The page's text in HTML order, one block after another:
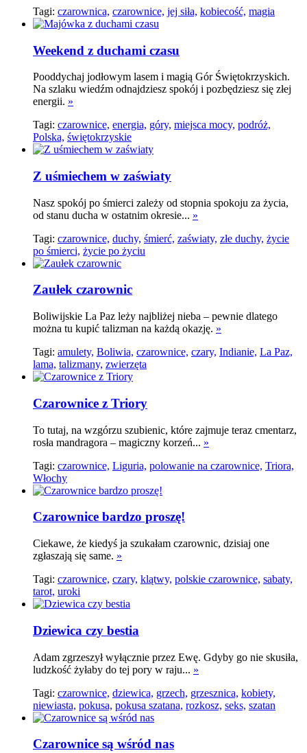
Tagi: czarownica, czarownice, jej siła, kobiecość, magia
Weekend z duchami czasu
Pooddychaj jodłowym lasem i magią Gór Świętokrzyskich.
Na szlaku wiedźm odnajdziesz spokój i pozbędziesz się złej
energii. »
Tagi: czarownice, energia, góry, miejsca mocy, podróż,
Polska, świętokrzyskie
Z uśmiechem w zaświaty
Nasz spokój po śmierci zależy od stopnia spokoju za życia,
od stanu ducha w ostatnim okresie... »
Tagi: czarownice, duchy, śmierć, zaświaty, złe duchy, życie
po śmierci, życie po życiu
Zaułek czarownic
Boliwijskie La Paz leży najbliżej nieba – pewnie dlatego
można tu kupić talizman na każdą okazję. »
Tagi: amulety, Boliwia, czarownice, czary, Indianie, La Paz,
lama, talizmany, zwierzęta
Czarownice z Triory
To tutaj, na wzgórzu szubienic, które zajmuje teraz cmentarz,
rosła mandragora – magiczny korzeń... »
Tagi: czarownice, Liguria, polowanie na czarownice, Triora,
Włochy
Czarownice bardzo proszę!
Ciekawe, że kiedyś ja szukałam czarownic, dzisiaj one
zgłaszają się same. »
Tagi: czarownice, czary, klątwy, polskie czarownice, sabaty,
tarot, uroki
Dziewica czy bestia
Adam zgrzeszył wyłącznie przez Ewę. Gdyby go nie skusiła,
ludzkość żyłaby do tej pory w raju... »
Tagi: czarownice, dziewica, grzech, grzesznica, kobiety,
niewiasta, pokusa, pokusa szatana, rozkosz, seks, szatan
Czarownice są wśród nas